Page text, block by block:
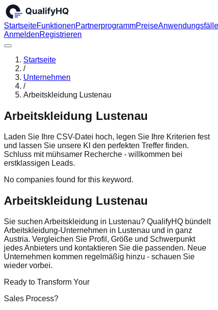
StartseiteFunktionenPartnerprogrammPreiseAnwendungsfälle
AnmeldenRegistrieren
Startseite
/
Unternehmen
/
Arbeitskleidung Lustenau
Arbeitskleidung Lustenau
Laden Sie Ihre CSV-Datei hoch, legen Sie Ihre Kriterien fest
und lassen Sie unsere KI den perfekten Treffer finden.
Schluss mit mühsamer Recherche - willkommen bei
erstklassigen Leads.
No companies found for this keyword.
Arbeitskleidung Lustenau
Sie suchen Arbeitskleidung in Lustenau? QualifyHQ bündelt
Arbeitskleidung-Unternehmen in Lustenau und in ganz
Austria. Vergleichen Sie Profil, Größe und Schwerpunkt
jedes Anbieters und kontaktieren Sie die passenden. Neue
Unternehmen kommen regelmäßig hinzu - schauen Sie
wieder vorbei.
Ready to Transform Your
Sales Process?